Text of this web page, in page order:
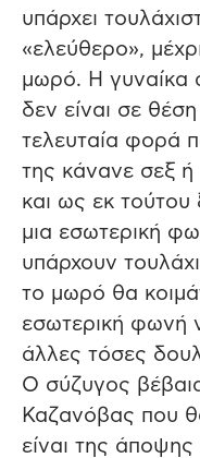
υπάρχει
«ελεύθερο»,
μωρό. Η γυναίκα
δεν είναι σε
τελευταία φορά
της κάνανε σεξ
και ως εκ τούτου
μια εσωτερική
υπάρχουν
το μωρό θα
εσωτερική φωνή
άλλες τόσες
Ο σύζυγος
Καζανόβας που
είναι της